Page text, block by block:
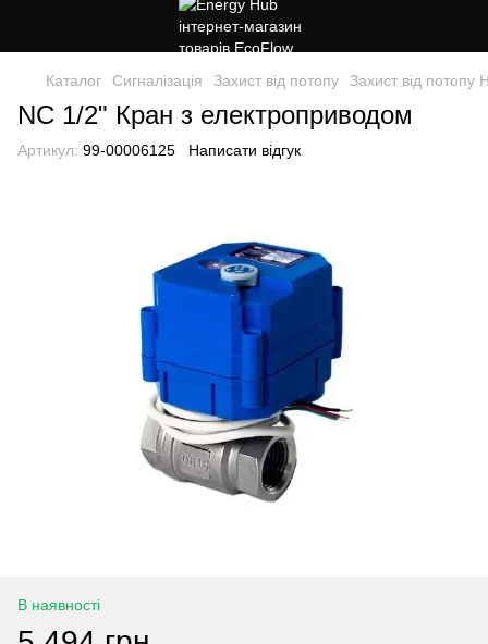
Каталог Сигналізація Захист від потопу Захист від потопу
NC 1/2" Кран з електроприводом
Артикул: 99-00006125 Написати відгук
В наявності